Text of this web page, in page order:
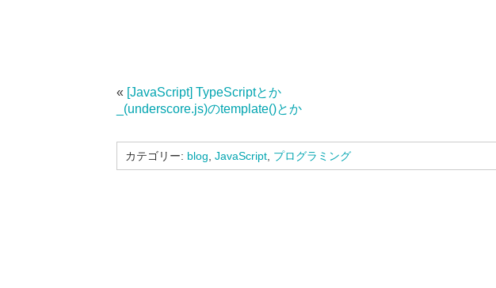
« [JavaScript] TypeScriptとか
_(underscore.js)のtemplate()とか
カテゴリー: blog JavaScript プログラミング